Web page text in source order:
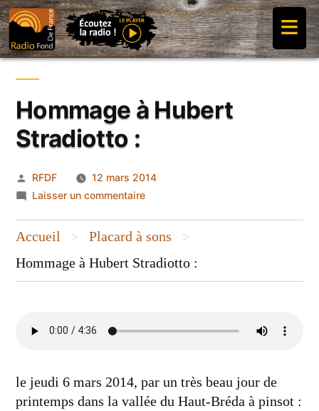
Aller
au
contenu
≡
Hommage à Hubert
Stradiotto :
Publié
par
RFDF
12 mars 2014
Laisser un commentairesur
Stradiotto
:
Accueil > Placard à sons >
Hommage à Hubert Stradiotto :
le jeudi 6 mars 2014, par un très beau jour de
printemps dans la vallée du Haut-Bréda à pinsot :